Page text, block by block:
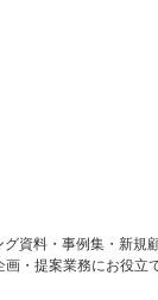
資料・事例集・新規
・提案業務にお役立